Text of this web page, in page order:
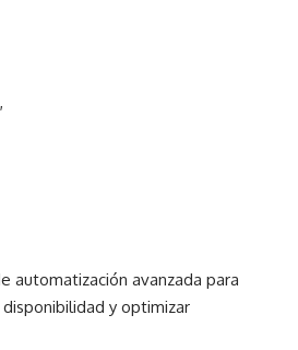
automatización avanzada para
y optimizar